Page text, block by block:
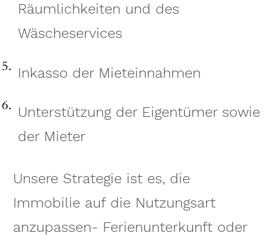
Räumlichkeiten und des
Wäscheservices
Inkasso der Mieteinnahmen
Unterstützung der Eigentümer sowie
der Mieter
Unsere Strategie ist es, die
Immobilie auf die Nutzungsart
anzupassen- Ferienunterkunft oder